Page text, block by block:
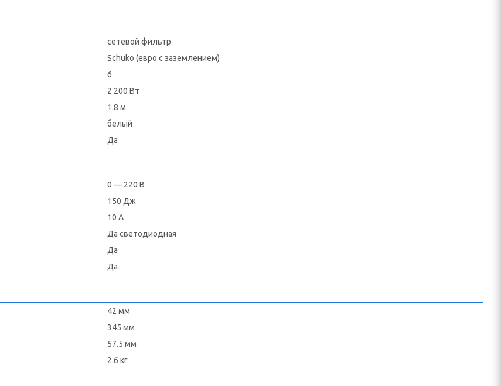
сетевой фильтр
Schuko (евро с заземлением)
6
2 200 Вт
1.8 м
белый
Да
0 — 220 В
150 Дж
10 А
Да светодиодная
Да
Да
42 мм
345 мм
57.5 мм
2.6 кг